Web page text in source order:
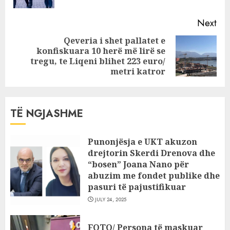
Next
post:
Qeveria i shet pallatet e
konfiskuara 10 herë më lirë se
tregu, te Liqeni blihet 223 euro/
metri katror
TË NGJASHME
Punonjësja e UKT akuzon
drejtorin Skerdi Drenova dhe
“bosen” Joana Nano për
abuzim me fondet publike dhe
pasuri të pajustifikuar
JULY 24, 2025
FOTO/ Persona të maskuar